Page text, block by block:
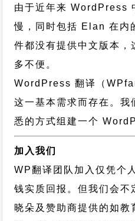
由于近年来 WordPress
慢，同时包括 Elan 在内
件都没有提供中文版本，
多不便。
WordPress 翻译（
这一基本需求而存在。我
悉的方式组建一个
加入我们
WP翻译团队加入仅凭个
钱实质回报。但我们会不
晓朵及赞助商提供的如教